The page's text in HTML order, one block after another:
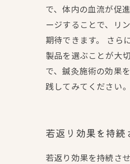
で、体内の血流が促
ージすることで、リ
期待できます。 さら
製品を選ぶことが大
で、鍼灸施術の効果
践してみてください。
若返り効果を持続
若返り効果を持続さ